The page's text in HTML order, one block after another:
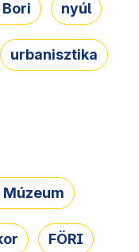
nyúl
urbanisztika
FÖRI